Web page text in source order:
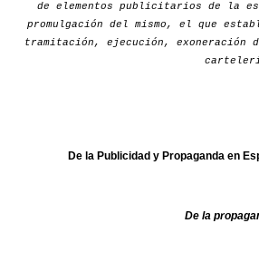
de elementos publicitarios de la
promulgación del mismo, el que
tramitación, ejecución, exoneración
De la Publicidad y Propaganda en
De la